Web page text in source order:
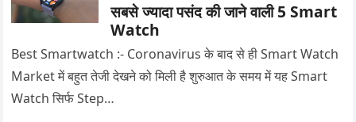
सबसे ज्यादा पसंद की जाने वाली 5 Smart
Watch
Best Smartwatch :- Coronavirus के बाद से ही Smart Watch
Market में बहुत तेजी देखने को मिली है शुरुआत के समय में यह Smart
Watch सिर्फ Step…